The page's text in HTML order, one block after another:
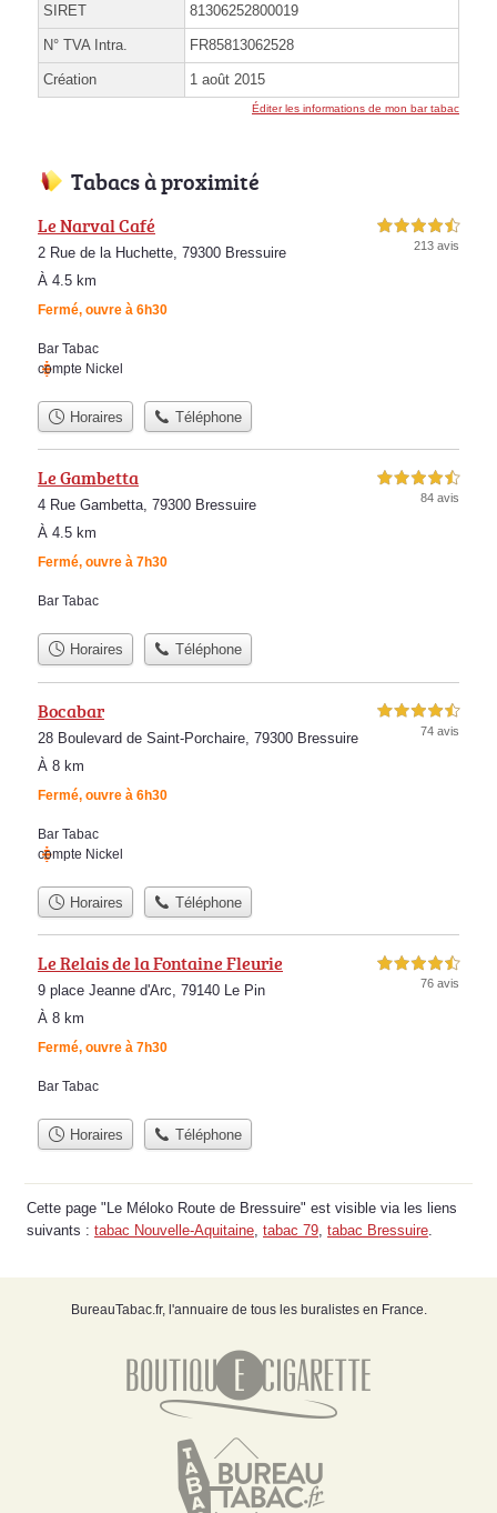
SIRET 81306252800019
N° TVA Intra. FR85813062528
Création 1 août 2015
Éditer les informations de mon bar tabac
Tabacs à proximité
Le Narval Café
2 Rue de la Huchette, 79300 Bressuire
À 4.5 km
Fermé, ouvre à 6h30
4,5 étoiles sur 5
213 avis
Bar Tabac
compte Nickel
Horaires Téléphone
Le Gambetta
4 Rue Gambetta, 79300 Bressuire
À 4.5 km
Fermé, ouvre à 7h30
4,5 étoiles sur 5
84 avis
Bar Tabac
Horaires Téléphone
Bocabar
28 Boulevard de Saint-Porchaire, 79300 Bressuire
À 8 km
Fermé, ouvre à 6h30
4,5 étoiles sur 5
74 avis
Bar Tabac
compte Nickel
Horaires Téléphone
Le Relais de la Fontaine Fleurie
9 place Jeanne d'Arc, 79140 Le Pin
À 8 km
Fermé, ouvre à 7h30
4,5 étoiles sur 5
76 avis
Bar Tabac
Horaires Téléphone
Cette page "Le Méloko Route de Bressuire" est visible via les liens
suivants : tabac Nouvelle-Aquitaine, tabac 79, tabac Bressuire.
BureauTabac.fr, l'annuaire de tous les buralistes en France.